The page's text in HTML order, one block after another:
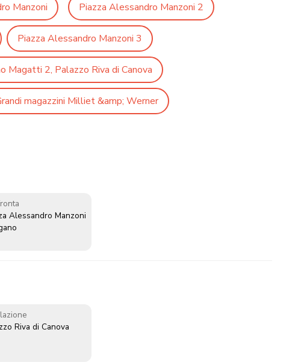
Manzoni Piazza Alessandro Manzoni 2
Piazza Alessandro Manzoni 3
Magatti 2, Palazzo Riva di Canova
magazzini Milliet &amp; Werner
Alessandro Manzoni
Riva di Canova